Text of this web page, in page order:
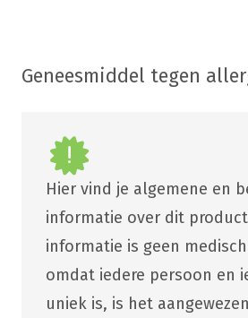
Geneesmiddel tegen
Hier vind je algemene en
informatie over dit
informatie is geen
omdat iedere persoon en
uniek is, is het